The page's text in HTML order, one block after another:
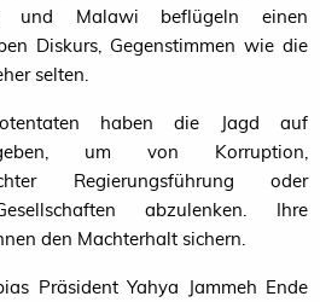
und Malawi beflügeln einen
Diskurs, Gegenstimmen wie die
selten.
haben die Jagd auf
um von Korruption,
Regierungsführung oder
abzulenken. Ihre
den Machterhalt sichern.
Präsident Yahya Jammeh Ende